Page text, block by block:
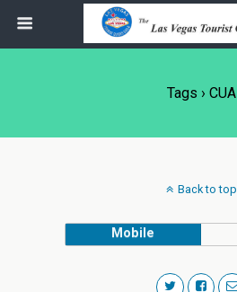
Tags › CUA
Back to top
Mobile